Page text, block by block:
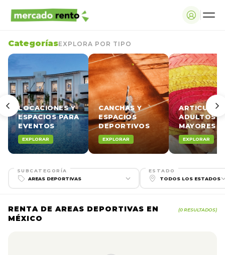
CategoríasEXPLORA POR TIPO
LOCACIONES Y
ESPACIOS PARA
EVENTOS
EXPLORAR
CANCHAS Y
ESPACIOS
DEPORTIVOS
EXPLORAR
ARTICULOS
ADULTOS
MAYORES
EXPLORAR
SUBCATEGORÍA ESTADO
RENTA DE AREAS DEPORTIVAS EN
MÉXICO
(0 RESULTADOS)